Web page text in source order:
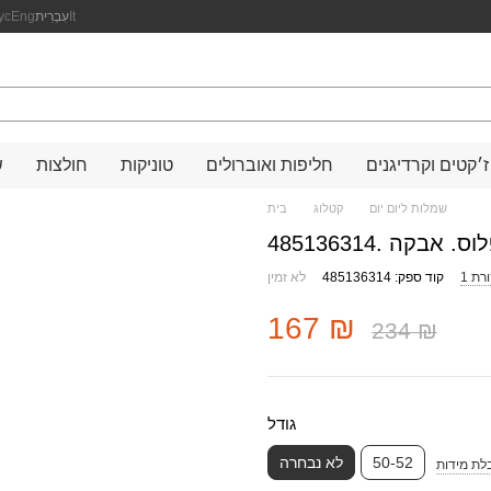
Engעִבְרִית It
חולצות טוניקות חליפות ואוברולים ז׳קטים וקרדיגנים
בית קטלוג שמלות ליום יום
.485136314
לא זמין קוד ספק: 485136314
167 ₪ 234 ₪
גודל
לא נבחרה 50-52 מידות